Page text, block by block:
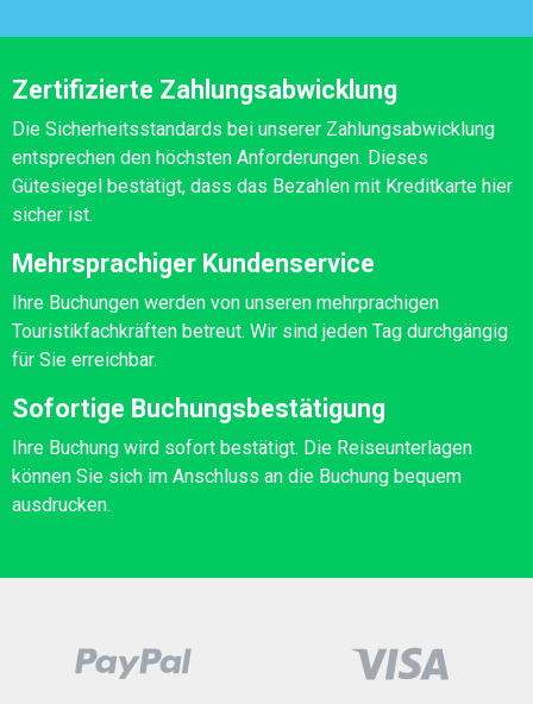
Zertifizierte Zahlungsabwicklung
Die Sicherheitsstandards bei unserer Zahlungsabwicklung
entsprechen den höchsten Anforderungen. Dieses
Gütesiegel bestätigt, dass das Bezahlen mit Kreditkarte hier
sicher ist.
Mehrsprachiger Kundenservice
Ihre Buchungen werden von unseren mehrprachigen
Touristikfachkräften betreut. Wir sind jeden Tag durchgängig
für Sie erreichbar.
Sofortige Buchungsbestätigung
Ihre Buchung wird sofort bestätigt. Die Reiseunterlagen
können Sie sich im Anschluss an die Buchung bequem
ausdrucken.